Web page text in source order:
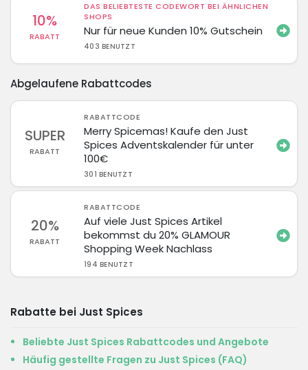
10%
RABATT
DAS BELIEBTESTE CODEWORT BEI ÄHNLICHEN
SHOPS
Nur für neue Kunden 10% Gutschein
403 BENUTZT
Abgelaufene Rabattcodes
SUPER
RABATT
RABATTCODE
Merry Spicemas! Kaufe den Just
Spices Adventskalender für unter
100€
301 BENUTZT
20%
RABATT
RABATTCODE
Auf viele Just Spices Artikel
bekommst du 20% GLAMOUR
Shopping Week Nachlass
194 BENUTZT
Rabatte bei Just Spices
Beliebte Just Spices Rabattcodes und Angebote
Häufig gestellte Fragen zu Just Spices (FAQ)